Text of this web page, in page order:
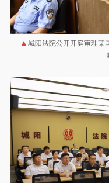
城阳法院公开开庭审理某